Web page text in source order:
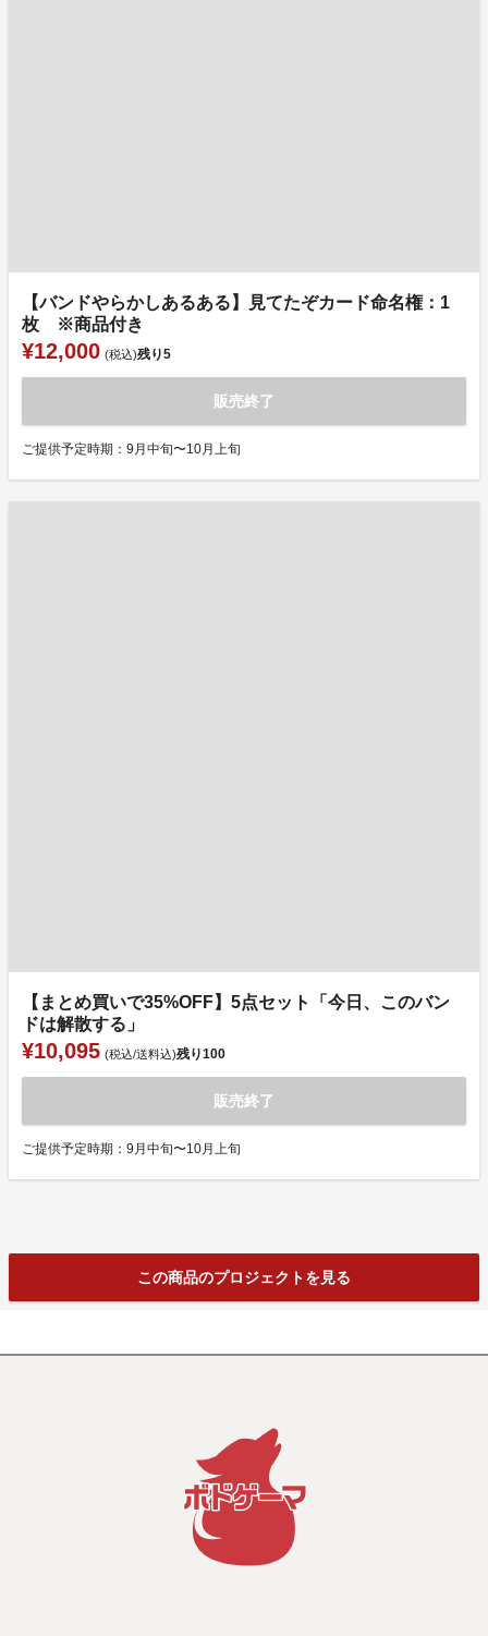
【バンドやらかしあるある】見てたぞカード命名権：1
枚 ※商品付き
¥12,000 (税込)残り5
販売終了
ご提供予定時期：9月中旬〜10月上旬
【まとめ買いで35%OFF】5点セット「今日、このバン
ドは解散する」
¥10,095 (税込/送料込)残り100
販売終了
ご提供予定時期：9月中旬〜10月上旬
この商品のプロジェクトを見る